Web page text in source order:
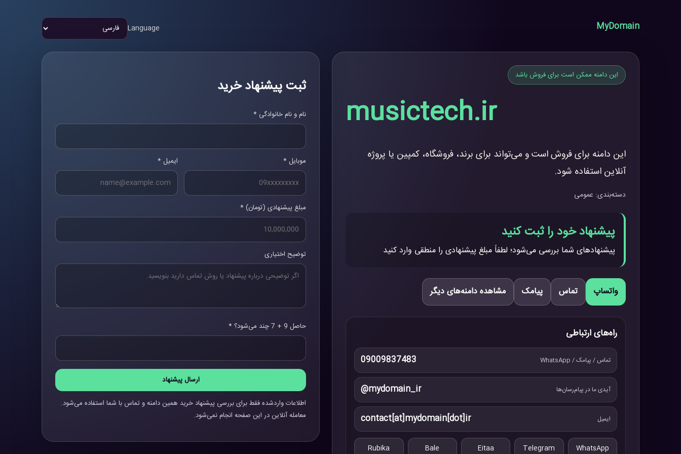
MyDomain
Language
این دامنه ممکن است برای فروش باشد
musictech.ir
این دامنه برای فروش است و می‌تواند برای برند، فروشگاه، کمپین یا پروژه
آنلاین استفاده شود.
دسته‌بندی: عمومی
پیشنهاد خود را ثبت کنید
پیشنهادهای شما بررسی می‌شود؛ لطفاً مبلغ پیشنهادی را منطقی وارد کنید
واتساپ تماس پیامک مشاهده دامنه‌های دیگر
راه‌های ارتباطی
تماس / پیامک / WhatsApp 09009837483
آیدی ما در پیام‌رسان‌ها @mydomain_ir
ایمیل contact[at]mydomain[dot]ir
WhatsApp
Telegram
Eitaa
Bale
Rubika
ثبت پیشنهاد خرید
نام و نام خانوادگی *
موبایل * ایمیل *
مبلغ پیشنهادی (تومان) *
توضیح اختیاری
حاصل 9 + 7 چند می‌شود؟ *
ارسال پیشنهاد
اطلاعات واردشده فقط برای بررسی پیشنهاد خرید همین دامنه و تماس با شما استفاده می‌شود.
معامله آنلاین در این صفحه انجام نمی‌شود.